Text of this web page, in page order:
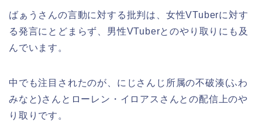
ばぁうさんの言動に対する批判は、女性VTuberに対す
る発言にとどまらず、男性VTuberとのやり取りにも及
んでいます。
中でも注目されたのが、にじさんじ所属の不破湊(ふわ
みなと)さんとローレン・イロアスさんとの配信上のや
り取りです。